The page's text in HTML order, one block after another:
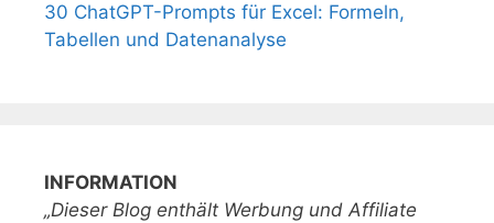
30 ChatGPT-Prompts für Excel: Formeln,
Tabellen und Datenanalyse
INFORMATION
„Dieser Blog enthält Werbung und Affiliate